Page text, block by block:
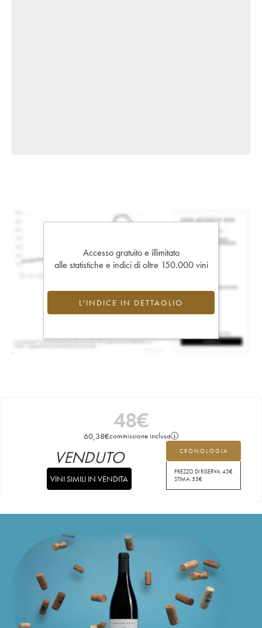
Accesso gratuito e illimitato
alle statistiche e indici di oltre 150.000 vini
L'INDICE IN DETTAGLIO
48€
60,38€commissione inclusa
CRONOLOGIA
PREZZO DI RISERVA:45€
STIMA:55€
VENDUTO
VINI SIMILI IN VENDITA